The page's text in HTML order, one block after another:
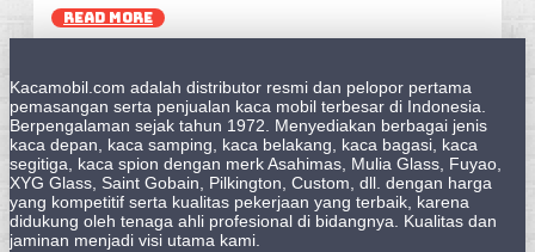
READ MORE
Kacamobil.com adalah distributor resmi dan pelopor pertama
pemasangan serta penjualan kaca mobil terbesar di Indonesia.
Berpengalaman sejak tahun 1972. Menyediakan berbagai jenis
kaca depan, kaca samping, kaca belakang, kaca bagasi, kaca
segitiga, kaca spion dengan merk Asahimas, Mulia Glass, Fuyao,
XYG Glass, Saint Gobain, Pilkington, Custom, dll. dengan harga
yang kompetitif serta kualitas pekerjaan yang terbaik, karena
didukung oleh tenaga ahli profesional di bidangnya. Kualitas dan
jaminan menjadi visi utama kami.